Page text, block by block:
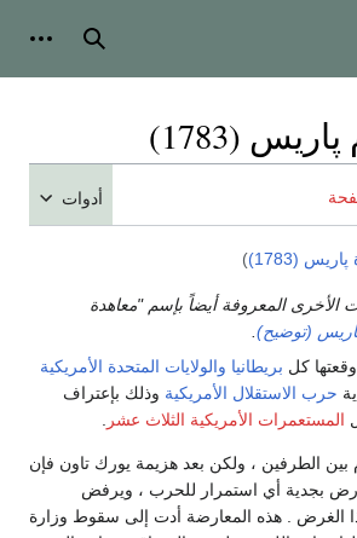
بحث
(1783)
أدوات
(1783)
)
الأخرى المعروفة أيضاً بإسم "معاهدة
(توضيح)
بريطانيا والولايات المتحدة الأمريكية
حرب الاستقلال الأمريكية وذلك بإعتراف
المستعمرات الأمريكية الثلاث عشر
الطرفين ، ولكن بعد هزيمة يورك تاون فإن
بجدية أي استمرار للحرب ، ويرفض
الغرض . هذه المعارضة أدت إلى سقوط وزارة